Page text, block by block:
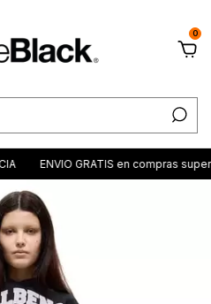
0
ENVIO GRATIS en compras superiores